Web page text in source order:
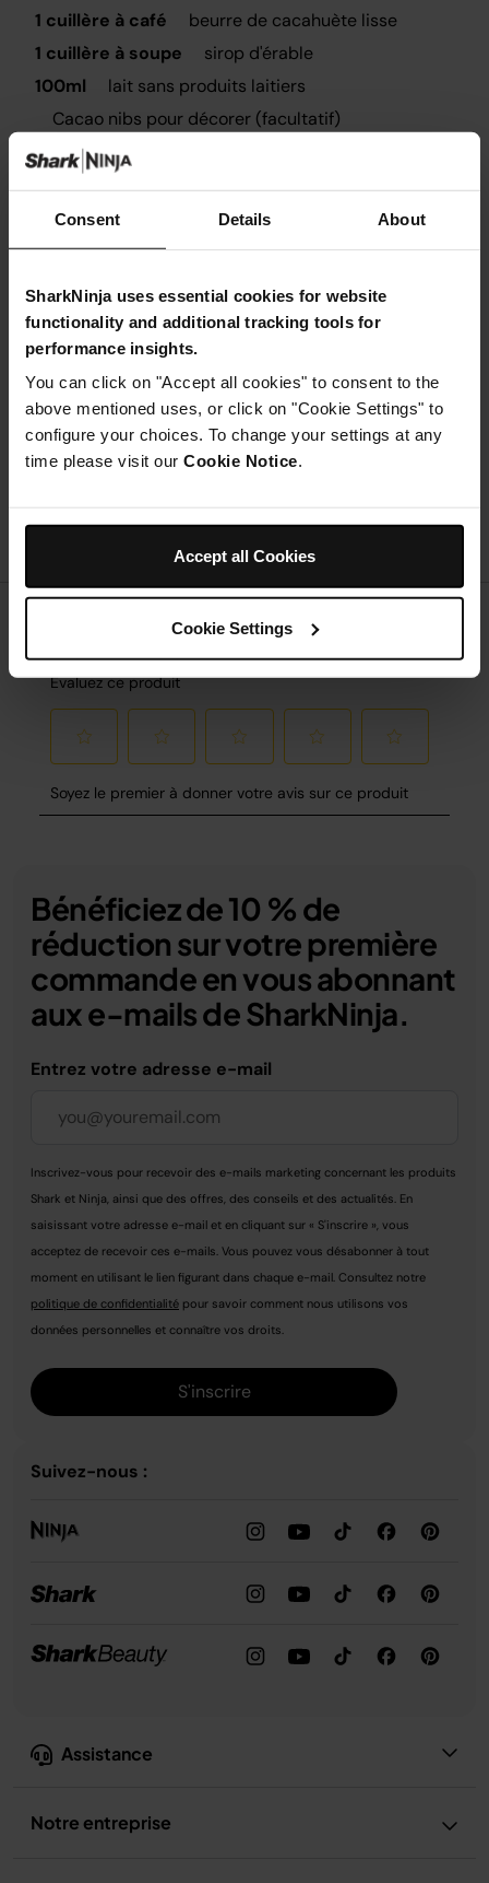
Consent Details About
SharkNinja uses essential cookies for website
functionality and additional tracking tools for
performance insights.
You can click on "Accept all cookies" to consent to the
above mentioned uses, or click on "Cookie Settings" to
configure your choices. To change your settings at any
time please visit our Cookie Notice.
Accept all Cookies
Cookie Settings
1 cuillère à café
beurre de cacahuète lisse
1 cuillère à soupe
sirop d'érable
100ml
lait sans produits laitiers
Cacao nibs pour décorer (facultatif)
Instructions
Étape 1
Il suffit de mixer tous les ingrédients dans le ninja jusqu'à
obtenir une texture lisse.
Étape 2
Servez avec un soupçon de cacao si vous le souhaitez.
Assistance
Notre entreprise
Bénéficiez de 10 % de
réduction sur votre première
commande en vous abonnant
aux e-mails de SharkNinja.
Entrez votre adresse e-mail
Inscrivez-vous pour recevoir des e-mails marketing concernant les produits
Shark et Ninja, ainsi que des offres, des conseils et des actualités. En
saisissant votre adresse e-mail et en cliquant sur « S'inscrire », vous
acceptez de recevoir ces e-mails. Vous pouvez vous désabonner à tout
moment en utilisant le lien figurant dans chaque e-mail. Consultez notre
politique de confidentialité pour savoir comment nous utilisons vos
données personnelles et connaître vos droits.
S'inscrire
Suivez-nous :